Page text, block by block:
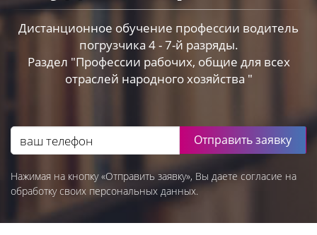
Дистанционное обучение профессии водитель
погрузчика 4 - 7-й разряды.
Раздел "Профессии рабочих, общие для всех
отраслей народного хозяйства "
Отправить заявку
Нажимая на кнопку «Отправить заявку», Вы даете согласие на
обработку своих персональных данных.